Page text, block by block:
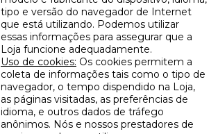
tipo e versão do navegador de Internet
que está utilizando. Podemos utilizar
essas informações para assegurar que a
Loja funcione adequadamente.
Uso de cookies: Os cookies permitem a
coleta de informações tais como o tipo de
navegador, o tempo dispendido na Loja,
as páginas visitadas, as preferências de
idioma, e outros dados de tráfego
anônimos. Nós e nossos prestadores de